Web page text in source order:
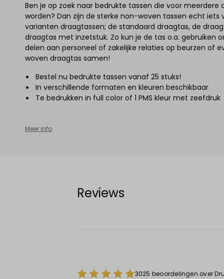
Ben je op zoek naar bedrukte tassen die voor meerdere
worden? Dan zijn de sterke non-woven tassen echt iets
varianten draagtassen; de standaard draagtas, de
draagtas met inzetstuk. Zo kun je de tas o.a. gebruiken
delen aan personeel of zakelijke relaties op beurzen of
woven draagtas samen!
Bestel nu bedrukte tassen vanaf 25 stuks!
In verschillende formaten en kleuren beschikbaar
Te bedrukken in full color of 1 PMS kleur met zeefdruk
Meer info
Reviews
3025 beoordelingen over